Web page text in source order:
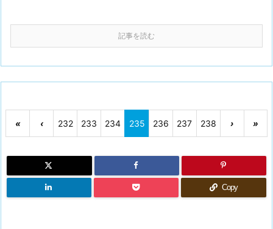
記事を読む
« ‹ 232 233 234 235 236 237 238 › »
Copy